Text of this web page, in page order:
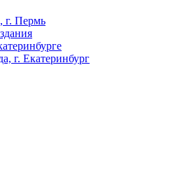
г. Пермь
г. Екатеринбург